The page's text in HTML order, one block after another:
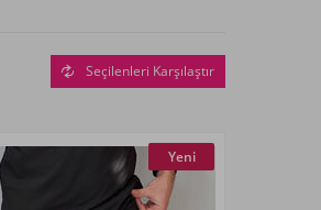
Seçilenleri Karşılaştır
Yeni